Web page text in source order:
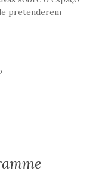
pretenderem